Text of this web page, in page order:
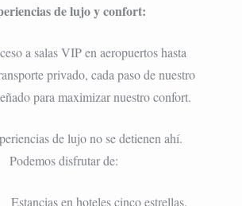
de lujo y confort:
a salas VIP en aeropuertos hasta
privado, cada paso de nuestro
para maximizar nuestro confort.
de lujo no se detienen ahí.
Podemos disfrutar de:
Estancias en hoteles cinco estrellas.